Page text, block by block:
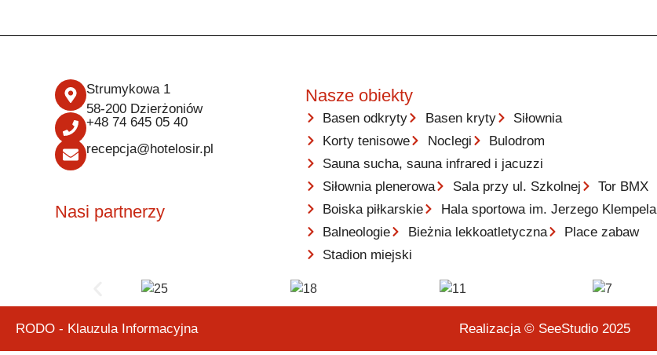
Strumykowa 1
58-200 Dzierżoniów
+48 74 645 05 40
recepcja@hotelosir.pl
Nasi partnerzy
Nasze obiekty
Basen odkryty Basen kryty
Siłownia
Korty tenisowe
Noclegi
Bulodrom
Sauna sucha, sauna infrared i jacuzzi
Siłownia plenerowa
Sala przy ul. Szkolnej
Tor BMX
Boiska piłkarskie
Hala sportowa im. Jerzego Klempela
Balneologie
Bieżnia lekkoatletyczna
Place zabaw
Stadion miejski
RODO - Klauzula Informacyjna Realizacja © SeeStudio 2025